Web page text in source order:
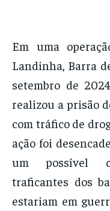
Em uma
Landinha, Barra
setembro de
realizou a prisão
com tráfico de
ação foi
um possível
traficantes dos
estariam em